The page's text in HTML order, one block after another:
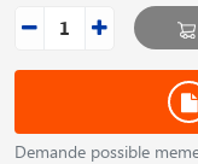
Demande possible